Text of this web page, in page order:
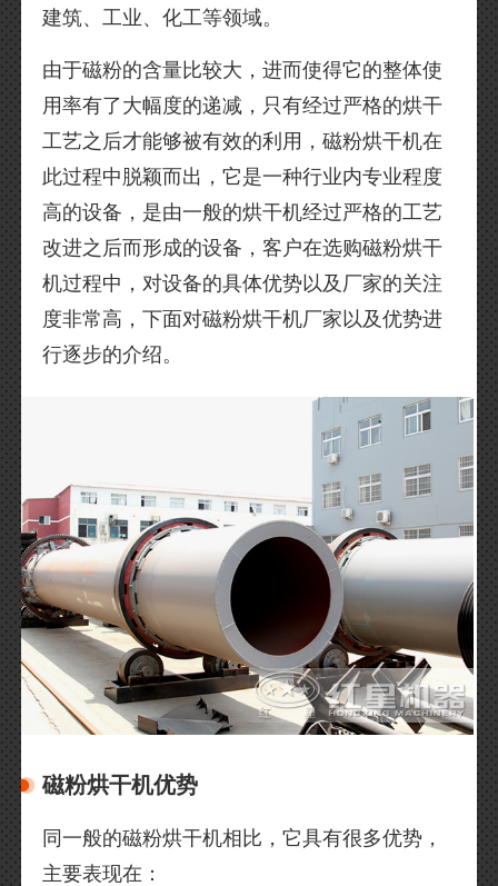
建筑、工业、化工等领域。
由于磁粉的含量比较大，进而使得它的整体使
用率有了大幅度的递减，只有经过严格的烘干
工艺之后才能够被有效的利用，磁粉烘干机在
此过程中脱颖而出，它是一种行业内专业程度
高的设备，是由一般的烘干机经过严格的工艺
改进之后而形成的设备，客户在选购磁粉烘干
机过程中，对设备的具体优势以及厂家的关注
度非常高，下面对磁粉烘干机厂家以及优势进
行逐步的介绍。
磁粉烘干机优势
同一般的磁粉烘干机相比，它具有很多优势，
主要表现在：